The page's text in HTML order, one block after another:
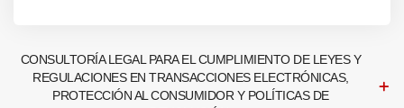
CONSULTORÍA LEGAL PARA EL CUMPLIMIENTO DE LEYES Y
REGULACIONES EN TRANSACCIONES ELECTRÓNICAS,
PROTECCIÓN AL CONSUMIDOR Y POLÍTICAS DE